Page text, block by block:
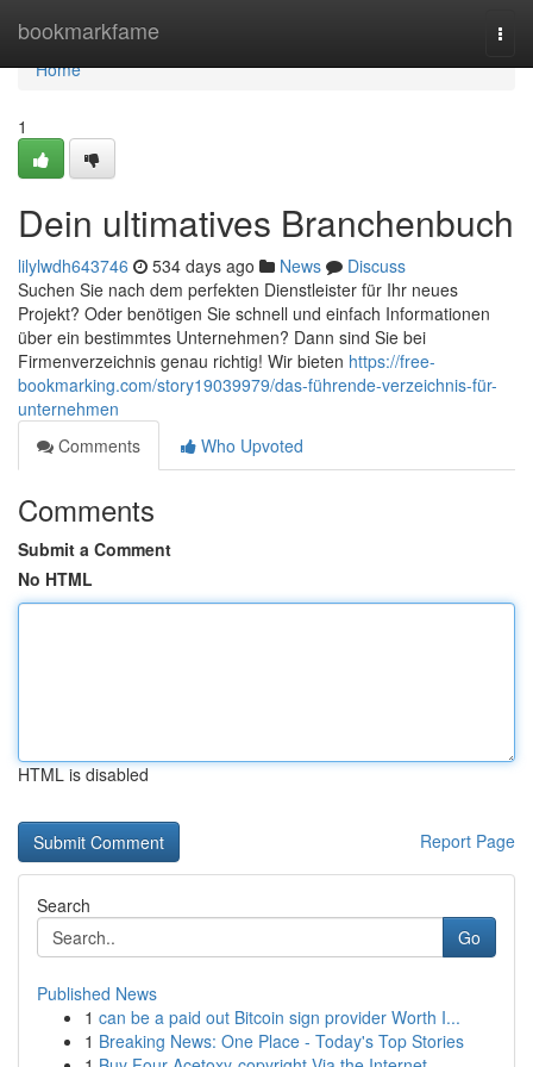
bookmarkfame
Home
Home
1
Dein ultimatives Branchenbuch
lilylwdh643746 534 days ago News
Discuss
Suchen Sie nach dem perfekten Dienstleister für Ihr neues
Projekt? Oder benötigen Sie schnell und einfach Informationen
über ein bestimmtes Unternehmen? Dann sind Sie bei
Firmenverzeichnis genau richtig! Wir bieten https://free-
bookmarking.com/story19039979/das-führende-verzeichnis-für-
unternehmen
Comments
Who Upvoted
Comments
Submit a Comment
No HTML
HTML is disabled
Report Page
Search
Go
Published News
1 can be a paid out Bitcoin sign provider Worth I...
1 Breaking News: One Place - Today's Top Stories